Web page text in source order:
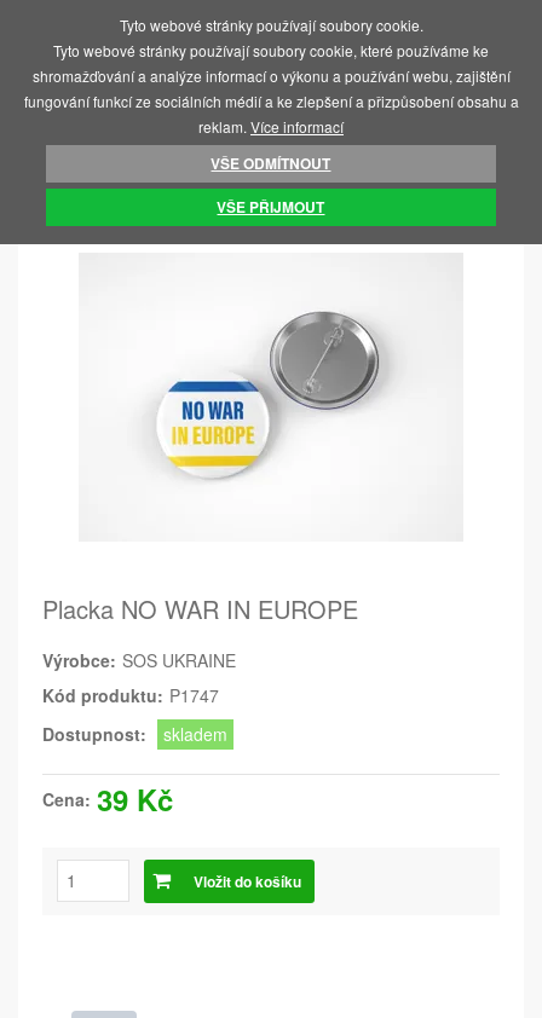
ÚVOD SOS UKRAJINA PLACKY
Placka NO WAR IN EUROPE
Výrobce: SOS UKRAINE
Kód produktu: P1747
Dostupnost:
skladem
Cena: 39 Kč
Vložit do košíku
Tyto webové stránky používají soubory cookie.
Tyto webové stránky používají soubory cookie, které používáme ke
shromažďování a analýze informací o výkonu a používání webu, zajištění
fungování funkcí ze sociálních médií a ke zlepšení a přizpůsobení obsahu a
reklam. Více informací
VŠE ODMÍTNOUT
VŠE PŘIJMOUT